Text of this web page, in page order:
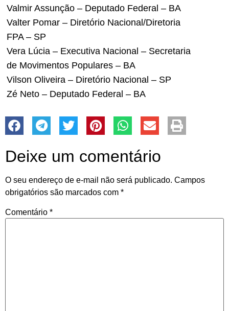
Valmir Assunção – Deputado Federal – BA
Valter Pomar – Diretório Nacional/Diretoria
FPA – SP
Vera Lúcia – Executiva Nacional – Secretaria
de Movimentos Populares – BA
Vilson Oliveira – Diretório Nacional – SP
Zé Neto – Deputado Federal – BA
Deixe um comentário
O seu endereço de e-mail não será publicado. Campos
obrigatórios são marcados com *
Comentário *